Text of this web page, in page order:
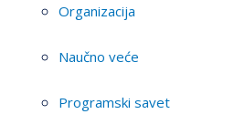
Organizacija
Naučno veće
Programski savet